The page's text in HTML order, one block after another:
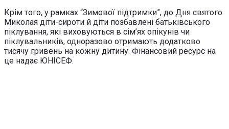
Крім того, у рамках “Зимової підтримки”, до Дня святого
Миколая діти-сироти й діти позбавлені батьківського
піклування, які виховуються в сім’ях опікунів чи
піклувальників, одноразово отримають додатково
тисячу гривень на кожну дитину. Фінансовий ресурс на
це надає ЮНІСЕФ.